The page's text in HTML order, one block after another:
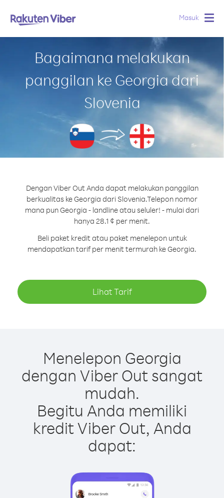
Masuk
Bagaimana melakukan
panggilan ke Georgia dari
Slovenia
Dengan Viber Out Anda dapat melakukan panggilan
berkualitas ke Georgia dari Slovenia.Telepon nomor
mana pun Georgia - landline atau seluler! - mulai dari
hanya 28.1 ¢ per menit.
Beli paket kredit atau paket menelepon untuk
mendapatkan tarif per menit termurah ke Georgia.
Lihat Tarif
Menelepon Georgia
dengan Viber Out sangat
mudah.
Begitu Anda memiliki
kredit Viber Out, Anda
dapat: